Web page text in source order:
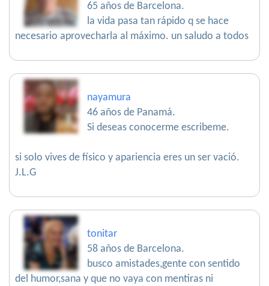
65 años de Barcelona.
la vida pasa tan rápido q se hace
necesario aprovecharla al máximo. un saludo a todos
nayamura
46 años de Panamá.
Si deseas conocerme escribeme.
si solo vives de físico y apariencia eres un ser vació.
J.L.G
tonitar
58 años de Barcelona.
busco amistades,gente con sentido
del humor,sana y que no vaya con mentiras ni